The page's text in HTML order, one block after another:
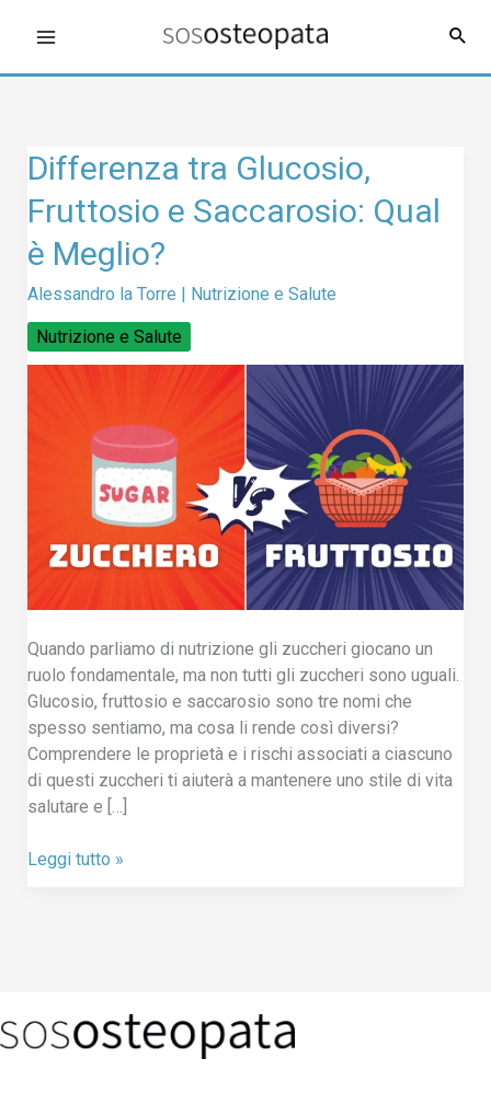
Differenza tra Glucosio,
Fruttosio e Saccarosio: Qual
è Meglio?
Alessandro la Torre | Nutrizione e Salute
Nutrizione e Salute
Quando parliamo di nutrizione gli zuccheri giocano un
ruolo fondamentale, ma non tutti gli zuccheri sono uguali.
Glucosio, fruttosio e saccarosio sono tre nomi che
spesso sentiamo, ma cosa li rende così diversi?
Comprendere le proprietà e i rischi associati a ciascuno
di questi zuccheri ti aiuterà a mantenere uno stile di vita
salutare e […]
Differenza
tra
Glucosio,
Fruttosio
e
Saccarosio:
Meglio?
Leggi tutto »
Assistente AI
Ciao, Sono l’assistente virtuale del dott. Alessandro la Torre.
Ti aiuto a navigare il sito e rispondo alle tue domande su
trattamenti e prenotazioni.